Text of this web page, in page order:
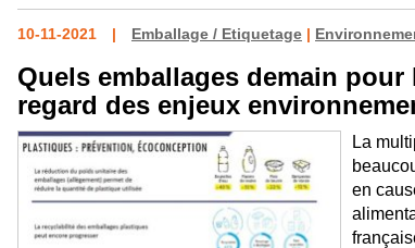
10-11-2021 Emballage / Etiquetage |
Quels emballages demain
regard des enjeux
La
en